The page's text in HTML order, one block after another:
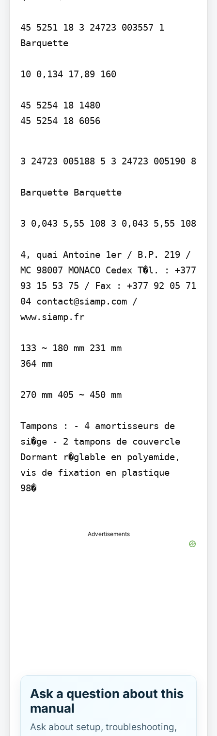
45 5251 18 3 24723 003557 1
Barquette
10 0,134 17,89 160
45 5254 18 1480
45 5254 18 6056
3 24723 005188 5 3 24723 005190 8
Barquette Barquette
3 0,043 5,55 108 3 0,043 5,55 108
4, quai Antoine 1er / B.P. 219 /
MC 98007 MONACO Cedex T�l. : +377
93 15 53 75 / Fax : +377 92 05 71
04 contact@siamp.com /
www.siamp.fr
133 ~ 180 mm 231 mm
364 mm
270 mm 405 ~ 450 mm
Tampons : - 4 amortisseurs de
si�ge - 2 tampons de couvercle
Dormant r�glable en polyamide,
vis de fixation en plastique
98�
Advertisements
Ask a question about this
manual
Ask about setup, troubleshooting,